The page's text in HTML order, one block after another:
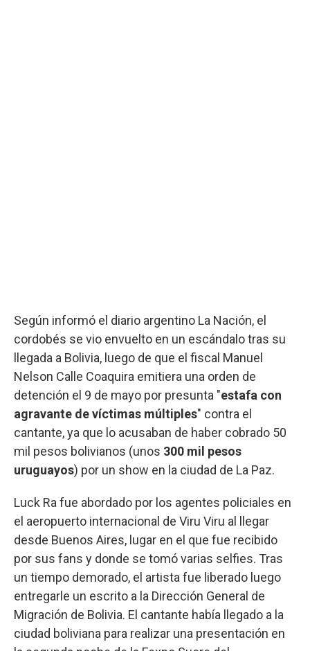
Según informó el diario argentino La Nación, el
cordobés se vio envuelto en un escándalo tras su
llegada a Bolivia, luego de que el fiscal Manuel
Nelson Calle Coaquira emitiera una orden de
detención el 9 de mayo por presunta "estafa con
agravante de víctimas múltiples" contra el
cantante, ya que lo acusaban de haber cobrado 50
mil pesos bolivianos (unos 300 mil pesos
uruguayos) por un show en la ciudad de La Paz.
Luck Ra fue abordado por los agentes policiales en
el aeropuerto internacional de Viru Viru al llegar
desde Buenos Aires, lugar en el que fue recibido
por sus fans y donde se tomó varias selfies. Tras
un tiempo demorado, el artista fue liberado luego
entregarle un escrito a la Dirección General de
Migración de Bolivia. El cantante había llegado a la
ciudad boliviana para realizar una presentación en